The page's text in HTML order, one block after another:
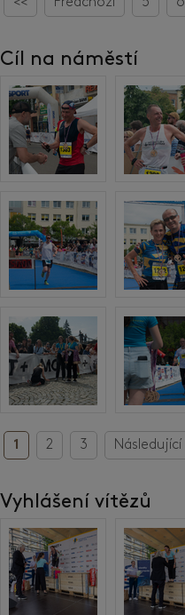
<< Předchozí 5 6
Cíl na náměstí
1 2 3 Následující
Vyhlášení vítězů